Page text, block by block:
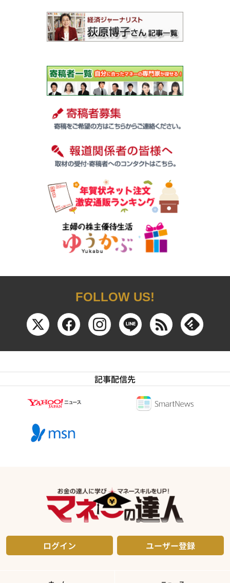
FOLLOW US!
記事配信先
ログイン ユーザー登録